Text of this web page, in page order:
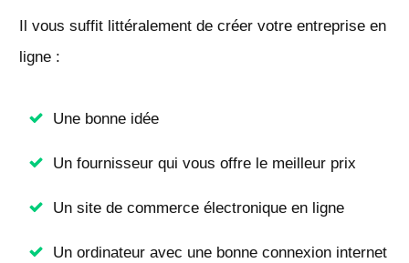
Il vous suffit littéralement de créer votre entreprise en
ligne :
Une bonne idée
Un fournisseur qui vous offre le meilleur prix
Un site de commerce électronique en ligne
Un ordinateur avec une bonne connexion internet